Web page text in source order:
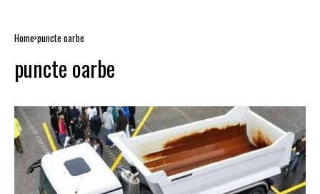
Home puncte oarbe
puncte oarbe